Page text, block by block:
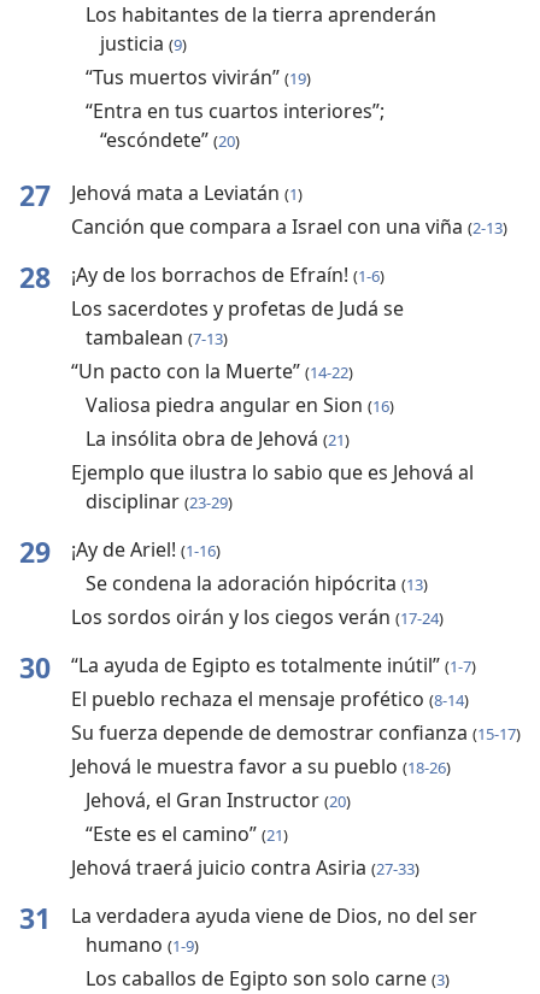
Los habitantes de la tierra aprenderán
justicia (9)
“Tus muertos vivirán” (19)
“Entra en tus cuartos interiores”;
“escóndete” (20)
27 Jehová mata a Leviatán (1)
Canción que compara a Israel con una viña (2-13)
28 ¡Ay de los borrachos de Efraín! (1-6)
Los sacerdotes y profetas de Judá se
tambalean (7-13)
“Un pacto con la Muerte” (14-22)
Valiosa piedra angular en Sion (16)
La insólita obra de Jehová (21)
Ejemplo que ilustra lo sabio que es Jehová al
disciplinar (23-29)
29 ¡Ay de Ariel! (1-16)
Se condena la adoración hipócrita (13)
Los sordos oirán y los ciegos verán (17-24)
30 “La ayuda de Egipto es totalmente inútil” (1-7)
El pueblo rechaza el mensaje profético (8-14)
Su fuerza depende de demostrar confianza (15-17)
Jehová le muestra favor a su pueblo (18-26)
Jehová, el Gran Instructor (20)
“Este es el camino” (21)
Jehová traerá juicio contra Asiria (27-33)
31
La verdadera ayuda viene de Dios, no del ser
humano (1-9)
Los caballos de Egipto son solo carne (3)